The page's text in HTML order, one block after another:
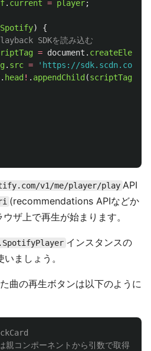
. current = player;
Spotify)
{
SDKを読み込む
= document . createElement
. src = ' https://sdk.scdn.co/
. head ! . appendChild (scriptTag
v1/me/player/play API
(recommendations APIなどか
ザ上で再生が始まります。
インスタンスの
ましょう。
曲の再生ボタンは以下のように
ンポーネントから引数で取得